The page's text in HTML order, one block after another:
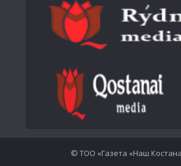
© ТОО «Газета «Наш